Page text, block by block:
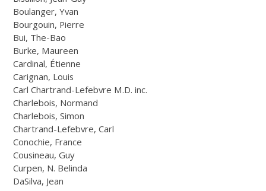
Boulanger, Yvan
Bourgouin, Pierre
Bui, The-Bao
Burke, Maureen
Cardinal, Étienne
Carignan, Louis
Carl Chartrand-Lefebvre M.D. inc.
Charlebois, Normand
Charlebois, Simon
Chartrand-Lefebvre, Carl
Conochie, France
Cousineau, Guy
Curpen, N. Belinda
DaSilva, Jean